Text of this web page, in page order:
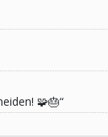
🧩🎂“